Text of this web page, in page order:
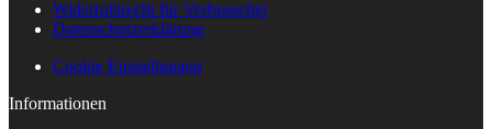
Widerrufsrecht für Verbraucher
Datenschutzerklärung
Cookie Einstellungen
Informationen